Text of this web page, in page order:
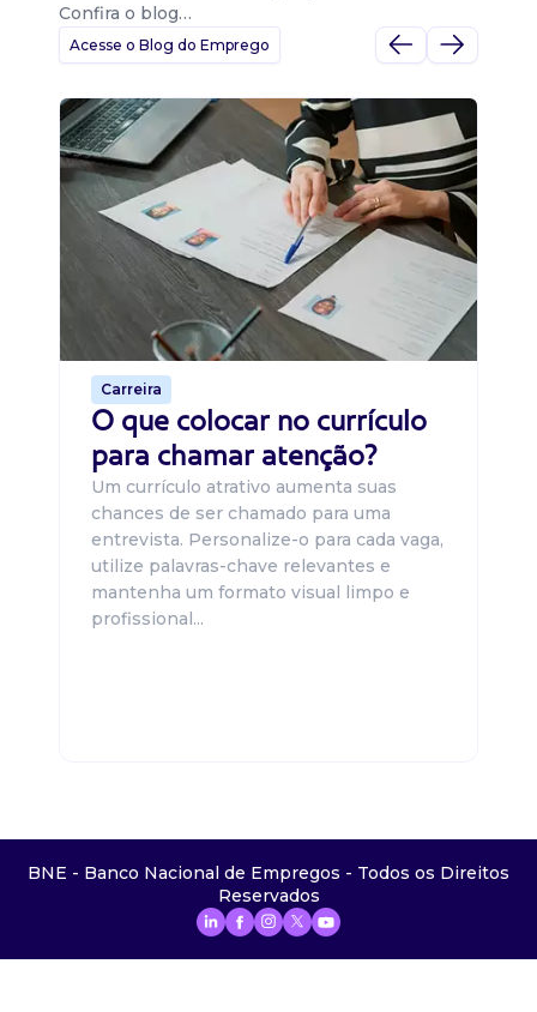
Confira o blog…
Acesse o Blog do Emprego
Carreira
O que colocar no currículo
para chamar atenção?
Um currículo atrativo aumenta suas
chances de ser chamado para uma
entrevista. Personalize-o para cada vaga,
utilize palavras-chave relevantes e
mantenha um formato visual limpo e
profissional...
BNE - Banco Nacional de Empregos - Todos os Direitos
Reservados